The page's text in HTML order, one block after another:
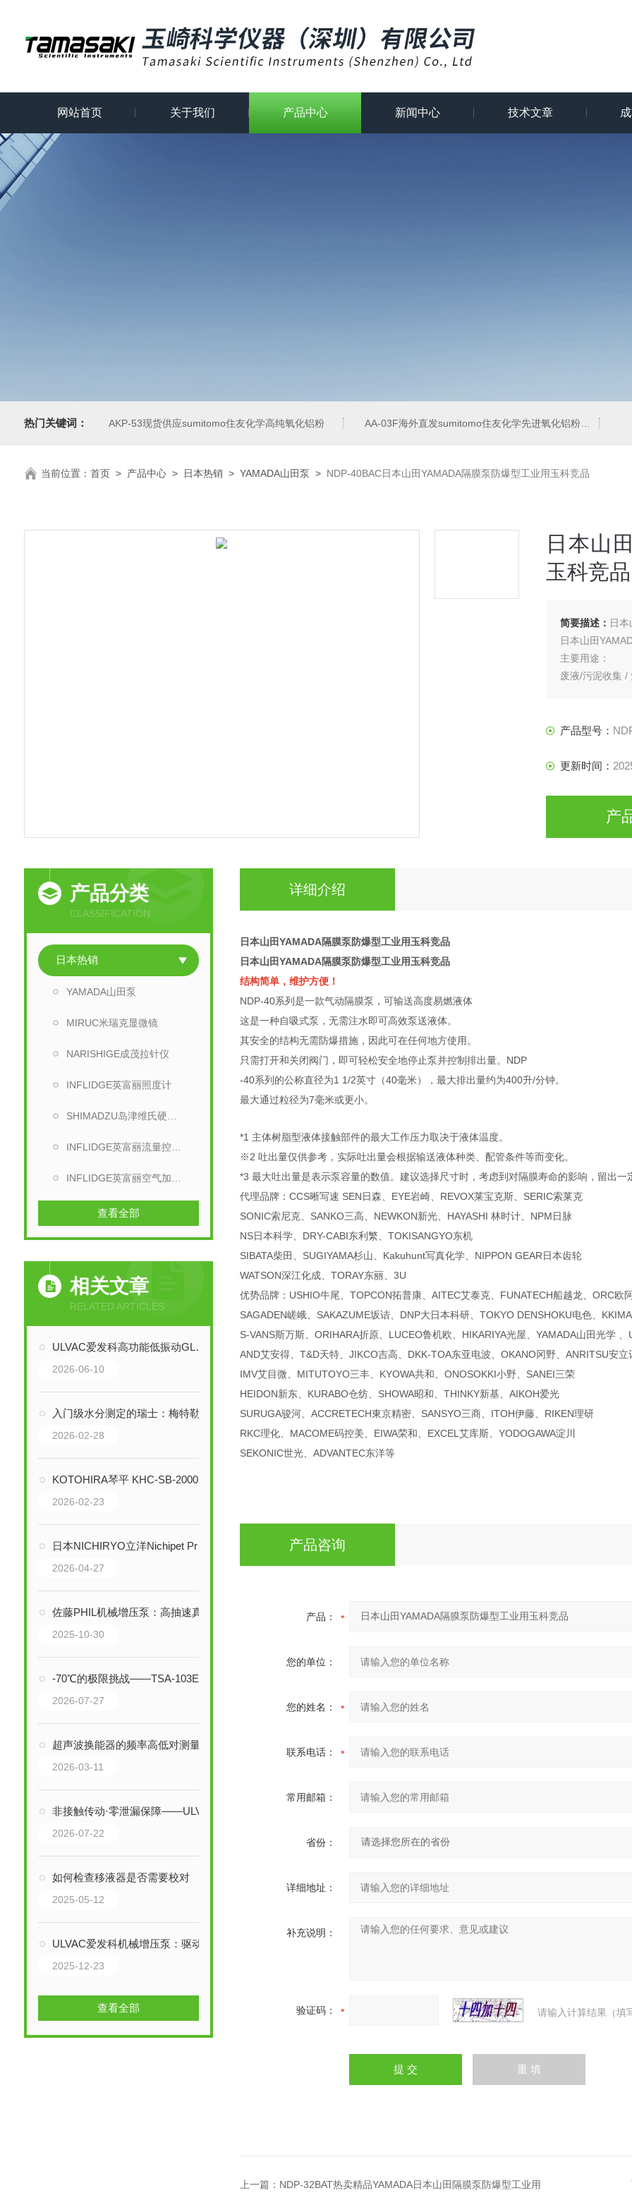
网站首页 关于我们 产品中心 新闻中心 技术文章
热门关键词： AKP-53现货供应sumitomo住友化学高纯氧化铝粉 AA-03F海外直发sumitomo住友化学先进氧化铝粉
当前位置： 首页> 产品中心> 日本热销 > YAMADA山田泵 > NDP-40BAC日本山田YAMADA隔膜泵防爆型工业用玉科竞品
日本山
玉科竞品
简要描述： 日
日本山田
主要用途：
废液/污泥收集 /
产品型号：
更新时间：
产
产品分类
CLASSIFICATION
日本热销
YAMADA山田泵
MIRUC米瑞克显微镜
NARISHIGE成茂拉针仪
INFLIDGE英富丽照度计
INFLIDGE英富丽流量控制器
查看全部
相关文章
RELATED ARTICLES
ULVAC爱发科高功能低振动GLD-137油回转真空泵技术解析
2026-06-10
入门级水分测定的瑞士：梅特勒-托利多HE53卤素水分测定仪技术解析
2026-02-28
KOTOHIRA琴平 KHC-SB-2000 静电清除吸尘刷：精密制造环境的静电与微粒
2026-02-23
日本NICHIRYO立洋Nichipet Premium 00-NPP-2超微量移液器技术全解析
2026-04-27
佐藤PHIL机械增压泵：高抽速真空系统的核心引擎
2025-10-30
-70℃的极限挑战——TSA-103ES-W冷热冲击箱如何守护电子元器件可靠性
2026-07-27
超声波换能器的频率高低对测量的结果会有什么影响
2026-03-11
非接触传动·零泄漏保障——ULVAC爱发科GHD-101油回转真空泵磁力耦合器
2026-07-22
如何检查移液器是否需要校对
2025-05-12
ULVAC爱发科机械增压泵：驱动制造的超真空“心脏”
2025-12-23
查看全部
详细介绍
日本山田YAMADA隔膜泵防爆型工业用玉科竞品
日本山田YAMADA隔膜泵防爆型工业用玉科竞品
结构简单，维护方便！
NDP-40系列是一款气动隔膜泵，可输送高度易燃液体
这是一种自吸式泵，无需注水即可高效泵送液体。
其安全的结构无需防爆措施，因此可在任何地方使用。
只需打开和关闭阀门，即可轻松安全地停止泵并控制排出量。NDP
-40系列的公称直径为1 1/2英寸（40毫米），最大排出量约为400升/分钟。
最大通过粒径为7毫米或更小。
*1 主体树脂型液体接触部件的最大工作压力取决于液体温度。
※2 吐出量仅供参考，实际吐出量会根据输送液体种类、配管条件等而变化。
*3 最大吐出量是表示泵容量的数值。建议选择尺寸时，考虑到对隔膜寿命的影响，留出一
代理品牌：CCS晰写速 SEN日森、EYE岩崎、REVOX莱宝克斯、SERIC索莱克
SONIC索尼克、SANKO三高、NEWKON新光、HAYASHI 林时计、NPM日脉
NS日本科学、DRY-CABI东利繁、TOKISANGYO东机
SIBATA柴田、SUGIYAMA杉山、Kakuhunt写真化学、NIPPON GEAR日本齿轮
WATSON深江化成、TORAY东丽、3U
优势品牌：USHIO牛尾、TOPCON拓普康、AITEC艾泰克、FUNATECH船越龙、ORC欧
SAGADEN嵯峨、SAKAZUME坂诘、DNP大日本科研、TOKYO DENSHOKU电色、
S-VANS斯万斯、ORIHARA折原、LUCEO鲁机欧、HIKARIYA光屋、YAMADA山田光学 、
AND艾安得、T&D天特、JIKCO吉高、DKK-TOA东亚电波、OKANO冈野、ANRITSU安立
IMV艾目微、MITUTOYO三丰、KYOWA共和、ONOSOKKI小野、SANEI三荣
HEIDON新东、KURABO仓纺、SHOWA昭和、THINKY新基、AIKOH爱光
SURUGA骏河、ACCRETECH東京精密、SANSYO三商、ITOH伊藤、RIKEN理研
RKC理化、MACOME码控美、EIWA荣和、EXCEL艾库斯、YODOGAWA淀川
SEKONIC世光、ADVANTEC东洋等
产品咨询
产品：
您的单位：
您的姓名：
联系电话：
常用邮箱：
省份：
详细地址：
补充说明：
验证码： 请输入计算结果（填
上一篇： NDP-32BAT热卖精品YAMADA日本山田隔膜泵防爆型工业用